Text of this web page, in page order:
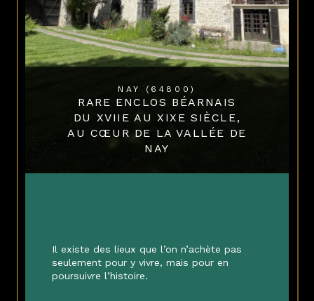
NAY (64800)
RARE ENCLOS BÉARNAIS
DU XVIIE AU XIXE SIÈCLE,
AU CŒUR DE LA VALLÉE DE
NAY
Il existe des lieux que l’on n’achète pas
seulement pour y vivre, mais pour en
poursuivre l’histoire.